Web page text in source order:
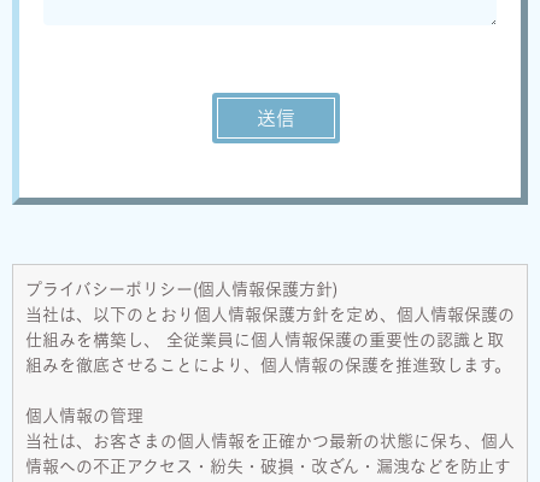
プライバシーポリシー(個人情報保護方針)
当社は、以下のとおり個人情報保護方針を定め、個人情報保護の
仕組みを構築し、 全従業員に個人情報保護の重要性の認識と取
組みを徹底させることにより、個人情報の保護を推進致します。
個人情報の管理
当社は、お客さまの個人情報を正確かつ最新の状態に保ち、個人
情報への不正アクセス・紛失・破損・改ざん・漏洩などを防止す